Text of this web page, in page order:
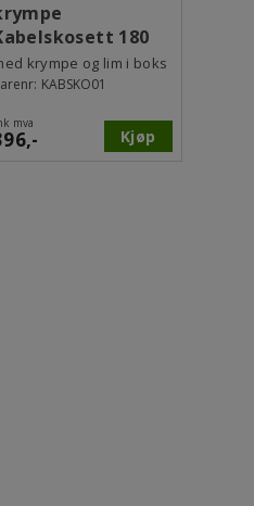
180
krympe og lim i boks
KABSKO01
mva
Kjøp